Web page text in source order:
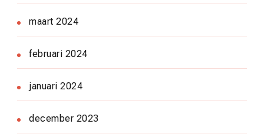
maart 2024
februari 2024
januari 2024
december 2023